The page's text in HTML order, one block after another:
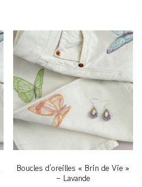
Boucles d’oreilles « Brin de Vie »
– Lavande